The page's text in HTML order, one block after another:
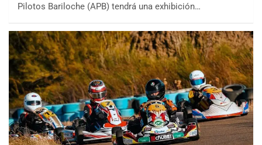
Pilotos Bariloche (APB) tendrá una exhibición…